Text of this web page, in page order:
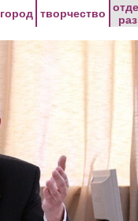
город творчество